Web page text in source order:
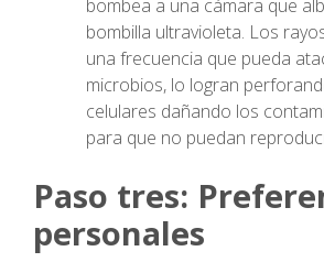
bombea a una cámara que
bombilla ultravioleta. Los
una frecuencia que pueda
microbios, lo logran
celulares dañando los
para que no puedan
Paso tres:
personales